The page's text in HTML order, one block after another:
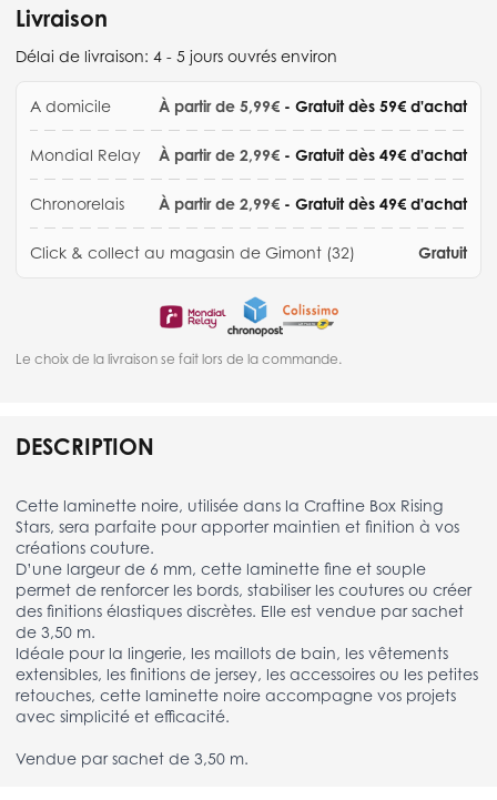
Livraison
Délai de livraison: 4 - 5 jours ouvrés environ
A domicile À partir de 5,99€ - Gratuit dès 59€ d'achat
Mondial Relay À partir de 2,99€ - Gratuit dès 49€ d'achat
Chronorelais À partir de 2,99€ - Gratuit dès 49€ d'achat
Click & collect au magasin de Gimont (32) Gratuit
Le choix de la livraison se fait lors de la commande.
DESCRIPTION
Cette laminette noire, utilisée dans la Craftine Box Rising
Stars, sera parfaite pour apporter maintien et finition à vos
créations couture.
D’une largeur de 6 mm, cette laminette fine et souple
permet de renforcer les bords, stabiliser les coutures ou créer
des finitions élastiques discrètes. Elle est vendue par sachet
de 3,50 m.
Idéale pour la lingerie, les maillots de bain, les vêtements
extensibles, les finitions de jersey, les accessoires ou les petites
retouches, cette laminette noire accompagne vos projets
avec simplicité et efficacité.
Vendue par sachet de 3,50 m.